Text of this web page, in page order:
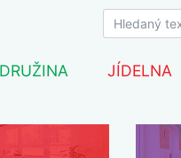
JÍDELNA